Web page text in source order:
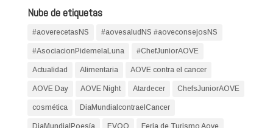
Nube de etiquetas
#aoverecetasNS #aovesaludNS #aoveconsejosNS
#AsociacionPidemelaLuna #ChefJuniorAOVE
Actualidad Alimentaria AOVE contra el cancer
AOVE Day AOVE Night Atardecer ChefsJuniorAOVE
cosmética DiaMundialcontraelCancer
DiaMundialPoesía EVOO Feria de Turismo Aove